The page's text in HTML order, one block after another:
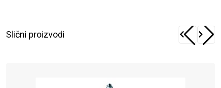
Slični proizvodi